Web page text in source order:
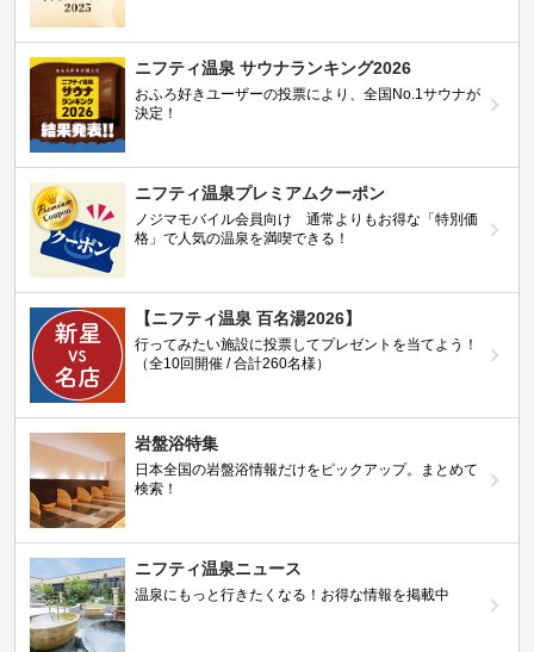
ニフティ温泉 サウナランキング2026
おふろ好きユーザーの投票により、全国No.1サウナが
決定！
ニフティ温泉プレミアムクーポン
ノジマモバイル会員向け 通常よりもお得な「特別価
格」で人気の温泉を満喫できる！
【ニフティ温泉 百名湯2026】
行ってみたい施設に投票してプレゼントを当てよう！
（全10回開催 / 合計260名様）
岩盤浴特集
日本全国の岩盤浴情報だけをピックアップ。まとめて
検索！
ニフティ温泉ニュース
温泉にもっと行きたくなる！お得な情報を掲載中